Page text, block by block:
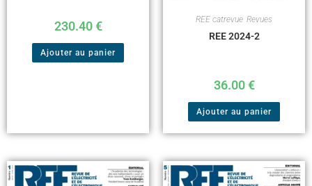
230.40€
Ajouter au panier
REE catrevue Revues
REE 2024-2
36.00€
Ajouter au panier